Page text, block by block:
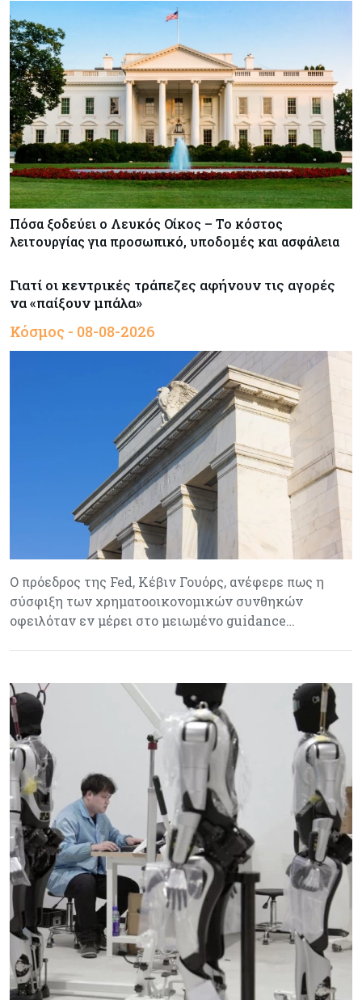
Πόσα ξοδεύει ο Λευκός Οίκος – Το κόστος
λειτουργίας για προσωπικό, υποδομές και ασφάλεια
Γιατί οι κεντρικές τράπεζες αφήνουν τις αγορές
να «παίξουν μπάλα»
Κόσμος - 08-08-2026
Ο πρόεδρος της Fed, Κέβιν Γουόρς, ανέφερε πως η
σύσφιξη των χρηματοοικονομικών συνθηκών
οφειλόταν εν μέρει στο μειωμένο guidance…